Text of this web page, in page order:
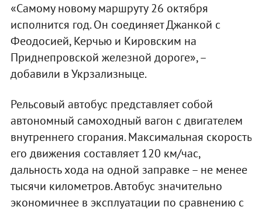
«Самому новому маршруту 26 октября
исполнится год. Он соединяет Джанкой с
Феодосией, Керчью и Кировским на
Приднепровской железной дороге», –
добавили в Укрзализныце.
Рельсовый автобус представляет собой
автономный самоходный вагон с двигателем
внутреннего сгорания. Максимальная скорость
его движения составляет 120 км/час,
дальность хода на одной заправке – не менее
тысячи километров. Автобус значительно
экономичнее в эксплуатации по сравнению с